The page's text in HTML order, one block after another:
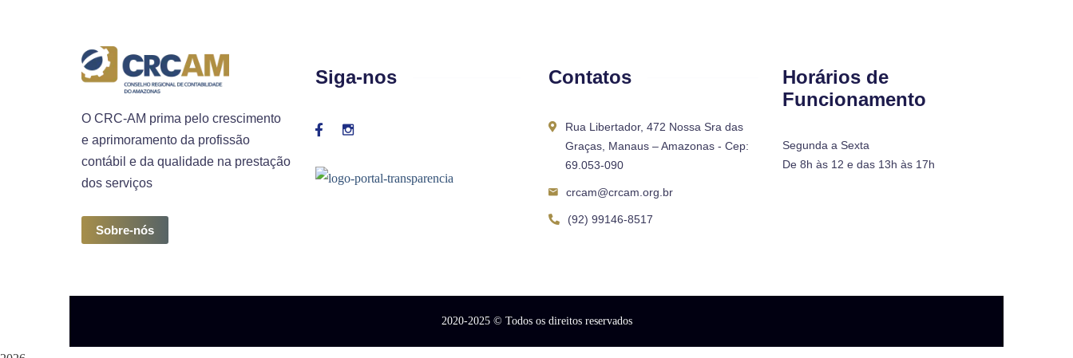
O CRC-AM prima pelo crescimento
e aprimoramento da profissão
contábil e da qualidade na prestação
dos serviços
Sobre-nós
Siga-nos Contatos
Rua Libertador, 472 Nossa Sra das
Graças, Manaus – Amazonas - Cep:
69.053-090
crcam@crcam.org.br
(92) 99146-8517
Horários de
Funcionamento
Segunda a Sexta
De 8h às 12 e das 13h às 17h
2020-2025© Todos os direitos reservados